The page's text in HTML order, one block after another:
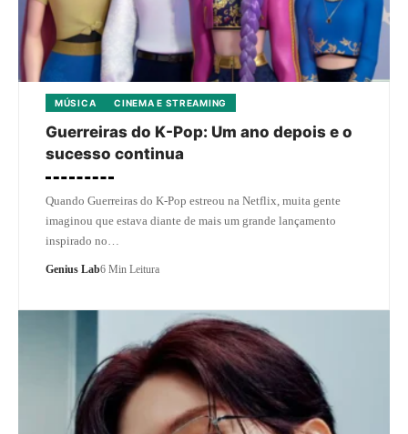
MÚSICA CINEMA E STREAMING
Guerreiras do K-Pop: Um ano depois e o
sucesso continua
Quando Guerreiras do K-Pop estreou na Netflix, muita gente
imaginou que estava diante de mais um grande lançamento
inspirado no…
Genius Lab6 Min Leitura